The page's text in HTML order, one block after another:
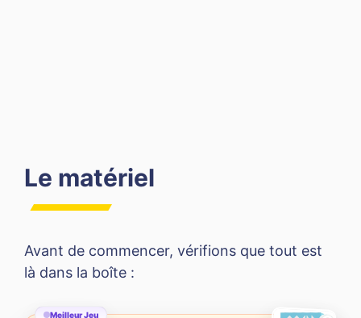
Le matériel
Avant de commencer, vérifions que tout est
là dans la boîte :
Meilleur Jeu